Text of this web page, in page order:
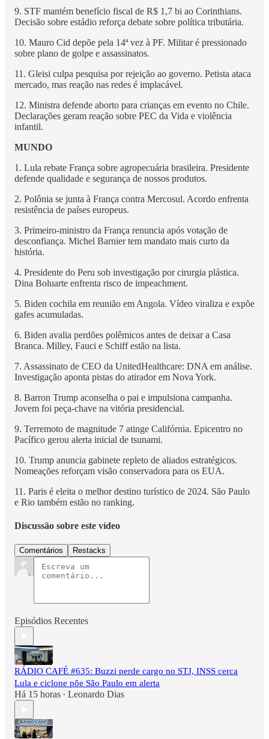
9. STF mantém benefício fiscal de R$ 1,7 bi ao Corinthians.
Decisão sobre estádio reforça debate sobre política tributária.
10. Mauro Cid depõe pela 14ª vez à PF. Militar é pressionado
sobre plano de golpe e assassinatos.
11. Gleisi culpa pesquisa por rejeição ao governo. Petista ataca
mercado, mas reação nas redes é implacável.
12. Ministra defende aborto para crianças em evento no Chile.
Declarações geram reação sobre PEC da Vida e violência
infantil.
MUNDO
1. Lula rebate França sobre agropecuária brasileira. Presidente
defende qualidade e segurança de nossos produtos.
2. Polônia se junta à França contra Mercosul. Acordo enfrenta
resistência de países europeus.
3. Primeiro-ministro da França renuncia após votação de
desconfiança. Michel Barnier tem mandato mais curto da
história.
4. Presidente do Peru sob investigação por cirurgia plástica.
Dina Boluarte enfrenta risco de impeachment.
5. Biden cochila em reunião em Angola. Vídeo viraliza e expõe
gafes acumuladas.
6. Biden avalia perdões polêmicos antes de deixar a Casa
Branca. Milley, Fauci e Schiff estão na lista.
7. Assassinato de CEO da UnitedHealthcare: DNA em análise.
Investigação aponta pistas do atirador em Nova York.
8. Barron Trump aconselha o pai e impulsiona campanha.
Jovem foi peça-chave na vitória presidencial.
9. Terremoto de magnitude 7 atinge Califórnia. Epicentro no
Pacífico gerou alerta inicial de tsunami.
10. Trump anuncia gabinete repleto de aliados estratégicos.
Nomeações reforçam visão conservadora para os EUA.
11. Paris é eleita o melhor destino turístico de 2024. São Paulo
e Rio também estão no ranking.
Discussão sobre este vídeo
Comentários Restacks
Episódios Recentes
RÁDIO CAFÉ #635: Buzzi perde cargo no STJ, INSS cerca
Lula e ciclone põe São Paulo em alerta
Há 15 horas • Leonardo Dias